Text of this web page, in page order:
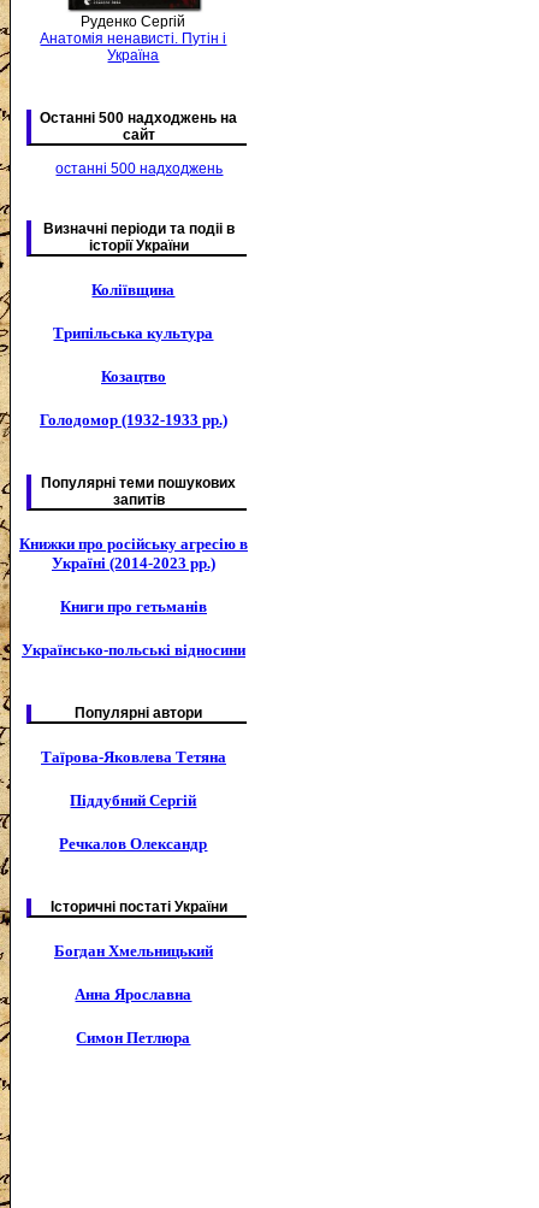
Руденко Сергій
Анатомія ненависті. Путін і
Україна
Останні 500 надходжень на
сайт
останні 500 надходжень
Визначні періоди та подіі в
історії України
Коліївщина
Трипільська культура
Козацтво
Голодомор (1932-1933 рр.)
Популярні теми пошукових
запитів
Книжки про російську агресію в
Україні (2014-2023 рр.)
Книги про гетьманів
Українсько-польські відносини
Популярні автори
Таїрова-Яковлева Тетяна
Піддубний Сергій
Речкалов Олександр
Історичні постаті України
Богдан Хмельницький
Анна Ярославна
Симон Петлюра